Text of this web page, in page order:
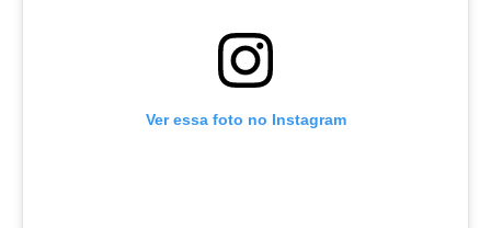
Ver essa foto no Instagram